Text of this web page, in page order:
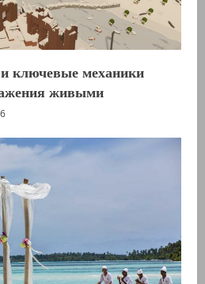
ключевые механики
живыми